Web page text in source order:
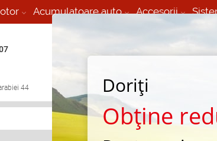
Acumulatoare auto Accesorii
44
Vulcanizare Mobila 24/7 non
Doriți
Obține